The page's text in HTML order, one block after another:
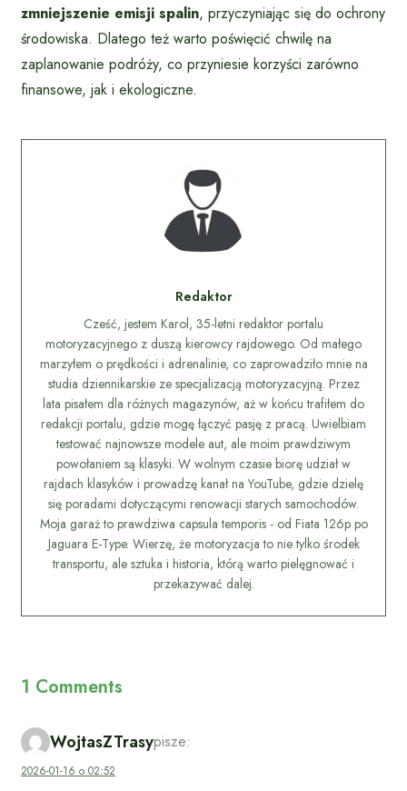
zmniejszenie emisji spalin, przyczyniając się do ochrony
środowiska. Dlatego też warto poświęcić chwilę na
zaplanowanie podróży, co przyniesie korzyści zarówno
finansowe, jak i ekologiczne.
Redaktor
Cześć, jestem Karol, 35-letni redaktor portalu
motoryzacyjnego z duszą kierowcy rajdowego. Od małego
marzyłem o prędkości i adrenalinie, co zaprowadziło mnie na
studia dziennikarskie ze specjalizacją motoryzacyjną. Przez
lata pisałem dla różnych magazynów, aż w końcu trafiłem do
redakcji portalu, gdzie mogę łączyć pasję z pracą. Uwielbiam
testować najnowsze modele aut, ale moim prawdziwym
powołaniem są klasyki. W wolnym czasie biorę udział w
rajdach klasyków i prowadzę kanał na YouTube, gdzie dzielę
się poradami dotyczącymi renowacji starych samochodów.
Moja garaż to prawdziwa capsula temporis - od Fiata 126p po
Jaguara E-Type. Wierzę, że motoryzacja to nie tylko środek
transportu, ale sztuka i historia, którą warto pielęgnować i
przekazywać dalej.
1 Comments
WojtasZTrasypisze:
2026-01-16 o 02:52